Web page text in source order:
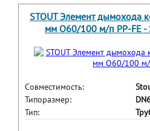
STOUT Элемент дымохода
мм O60/100 м/п PP-FE -
Совместимость:
Типоразмер:
Тип: